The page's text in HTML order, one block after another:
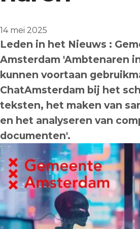
14 mei 2025
Leden in het Nieuws :
Amsterdam 'Ambtenaren
kunnen voortaan
ChatAmsterdam bij het
teksten, het maken van
en het analyseren van
documenten'.
Engels
Nederlands